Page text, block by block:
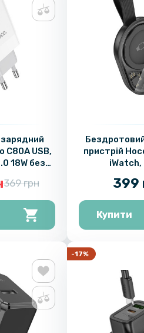
C80A USB,
18W без
369 грн
пристрій
iWatch,
399
Купити
-17%